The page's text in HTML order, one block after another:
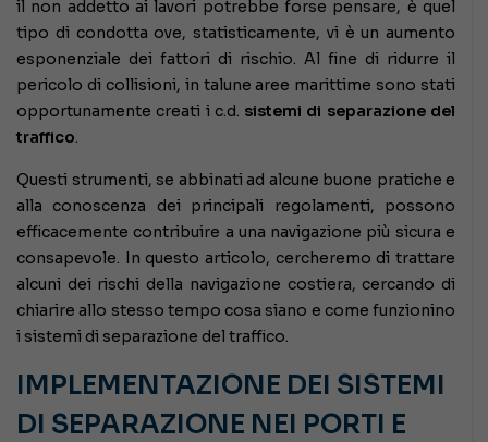
il non addetto ai lavori potrebbe forse pensare, è quel
tipo di condotta ove, statisticamente, vi è un aumento
esponenziale dei fattori di rischio. Al fine di ridurre il
pericolo di collisioni, in talune aree marittime sono stati
opportunamente creati i c.d. sistemi di separazione del
traffico.
Questi strumenti, se abbinati ad alcune buone pratiche e
alla conoscenza dei principali regolamenti, possono
efficacemente contribuire a una navigazione più sicura e
consapevole. In questo articolo, cercheremo di trattare
alcuni dei rischi della navigazione costiera, cercando di
chiarire allo stesso tempo cosa siano e come funzionino
i sistemi di separazione del traffico.
IMPLEMENTAZIONE DEI SISTEMI
DI SEPARAZIONE NEI PORTI E